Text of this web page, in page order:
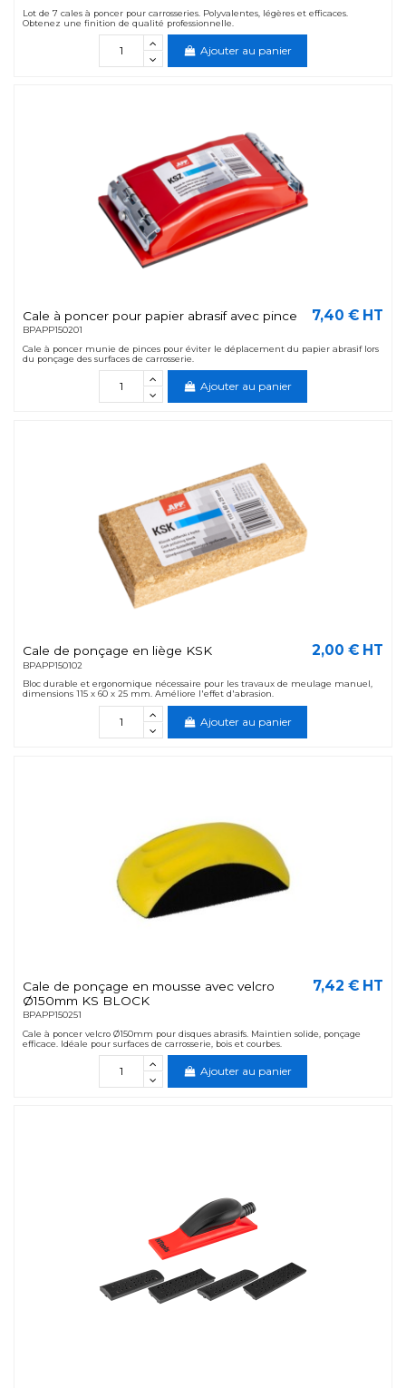
Lot de 7 cales à poncer pour carrosseries. Polyvalentes, légères et efficaces.
Obtenez une finition de qualité professionnelle.
Ajouter au panier
Cale à poncer pour papier abrasif avec pince
BPAPP150201
7,40 € HT
Cale à poncer munie de pinces pour éviter le déplacement du papier abrasif lors
du ponçage des surfaces de carrosserie.
Ajouter au panier
Cale de ponçage en liège KSK
BPAPP150102
2,00 € HT
Bloc durable et ergonomique nécessaire pour les travaux de meulage manuel,
dimensions 115 x 60 x 25 mm. Améliore l'effet d'abrasion.
Ajouter au panier
Cale de ponçage en mousse avec velcro
Ø150mm KS BLOCK
BPAPP150251
7,42 € HT
Cale à poncer velcro Ø150mm pour disques abrasifs. Maintien solide, ponçage
efficace. Idéale pour surfaces de carrosserie, bois et courbes.
Ajouter au panier